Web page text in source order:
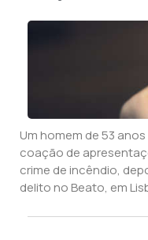
Um homem de 53
coação de
crime de incêndio,
delito no Beato, em